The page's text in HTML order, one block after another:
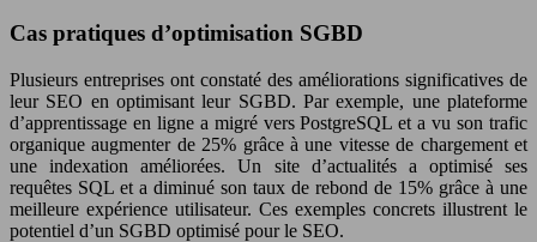
Cas pratiques d’optimisation SGBD
Plusieurs entreprises ont constaté des améliorations significatives de
leur SEO en optimisant leur SGBD. Par exemple, une plateforme
d’apprentissage en ligne a migré vers PostgreSQL et a vu son trafic
organique augmenter de 25% grâce à une vitesse de chargement et
une indexation améliorées. Un site d’actualités a optimisé ses
requêtes SQL et a diminué son taux de rebond de 15% grâce à une
meilleure expérience utilisateur. Ces exemples concrets illustrent le
potentiel d’un SGBD optimisé pour le SEO.